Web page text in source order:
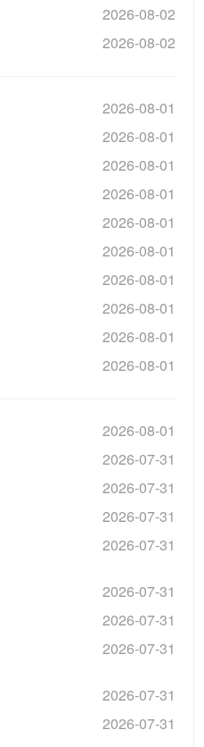
2026-08-02
2026-08-02
2026-08-01
2026-08-01
2026-08-01
2026-08-01
2026-08-01
2026-08-01
2026-08-01
2026-08-01
2026-08-01
2026-08-01
2026-08-01
2026-07-31
2026-07-31
2026-07-31
2026-07-31
2026-07-31
2026-07-31
2026-07-31
2026-07-31
2026-07-31